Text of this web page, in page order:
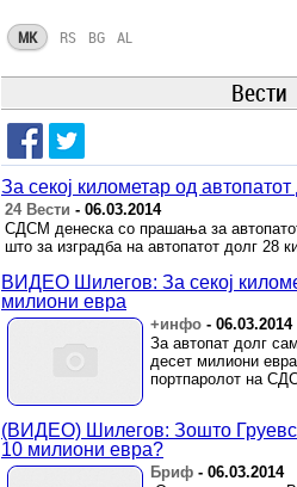
MK RS BG AL
Вести
За секој километар од
24 Вести - 06.03.2014
СДСМ денеска со прашања за
што за изградба на автопатот долг 28
ВИДЕО Шилегов: За секој
милиони евра
+инфо - 06.03.2014
За автопат долг
десет милиони
портпаролот на
(ВИДЕО) Шилегов: Зошто
10 милиони евра?
Бриф - 06.03.2014